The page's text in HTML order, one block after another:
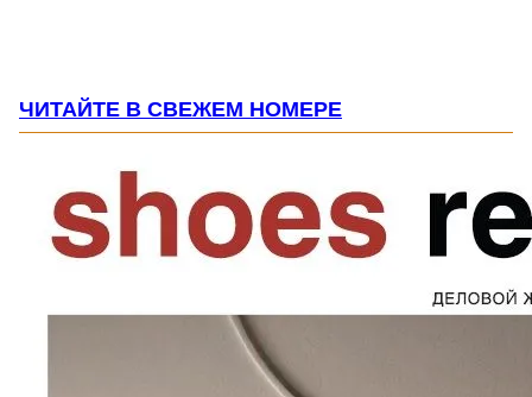
ЧИТАЙТЕ В СВЕЖЕМ НОМЕРЕ